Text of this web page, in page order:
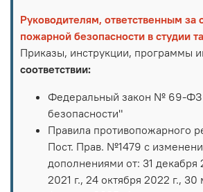
Руководителям, ответственным за
пожарной безопасности в студии
Приказы, инструкции, программы
соответствии:
Федеральный закон № 69-
безопасности"
Правила противопожарного
Пост. Прав. №1479 с
дополнениями от: 31 декабря
2021 г., 24 октября 2022 г., 30